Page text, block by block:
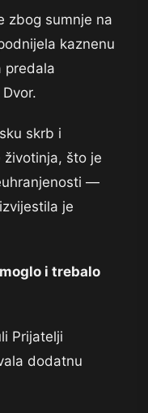
zbog sumnje na
kaznenu
predala
skrb i
životinja, što je
—
je
i trebalo
Prijatelji
dodatnu